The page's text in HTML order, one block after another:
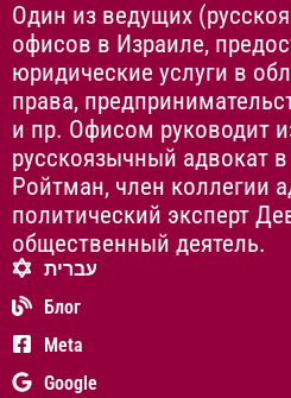
Один из ведущих
офисов в Израиле,
юридические услуги в
права,
и пр. Офисом руководит
русскоязычный адвокат
Ройтман, член коллегии
политический эксперт
общественный деятель.
עברית
Блог
Meta
Google